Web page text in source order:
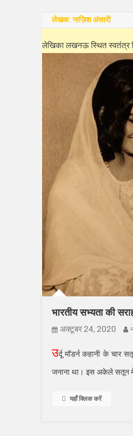
लेखक:नाज़िश अंसारी
लेखिका लखनऊ स्थित स्वतंत्र
भारतीय सभ्यता की
अक्टूबर 24, 2020
उर्दू मॉडर्न कहानी के चार
जनाना था। इस अकेले सतून में
यहाँ क्लिक करें